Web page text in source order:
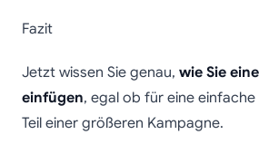
Fazit
Jetzt wissen Sie genau, wie Sie
einfügen, egal ob für eine
Teil einer größeren Kampagne.